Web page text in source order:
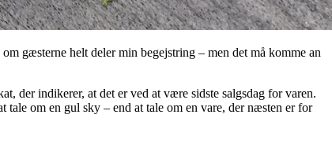
gæsterne helt deler min begejstring – men det må komme an
der indikerer, at det er ved at være sidste salgsdag for varen.
om en gul sky – end at tale om en vare, der næsten er for